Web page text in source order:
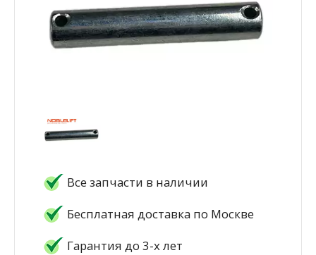
Все запчасти в наличии
Бесплатная доставка по Москве
Гарантия до 3-х лет